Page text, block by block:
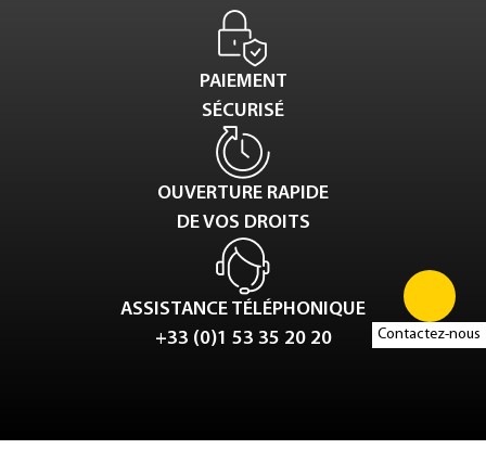
Contactez-nous
PAIEMENT
SÉCURISÉ
OUVERTURE RAPIDE
DE VOS DROITS
ASSISTANCE TÉLÉPHONIQUE
+33 (0)1 53 35 20 20